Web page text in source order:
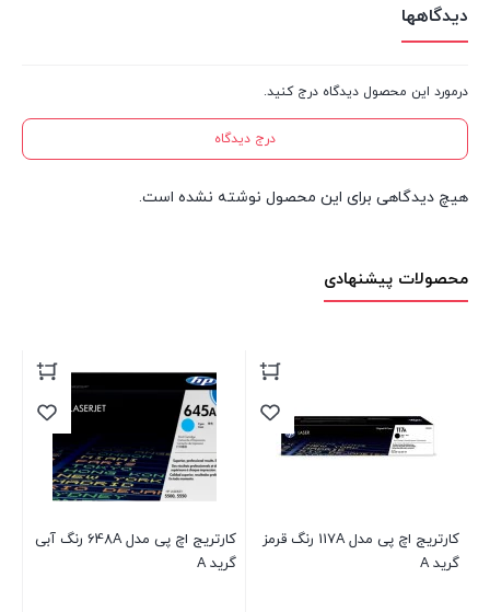
دیدگاهها
درمورد این محصول دیدگاه درج کنید.
درج دیدگاه
هیچ دیدگاهی برای این محصول نوشته نشده است.
محصولات پیشنهادی
کارتریج اچ پی مدل 117A رنگ قرمز
گرید A
کارتریج اچ پی مدل 648A رنگ آبی
گرید A